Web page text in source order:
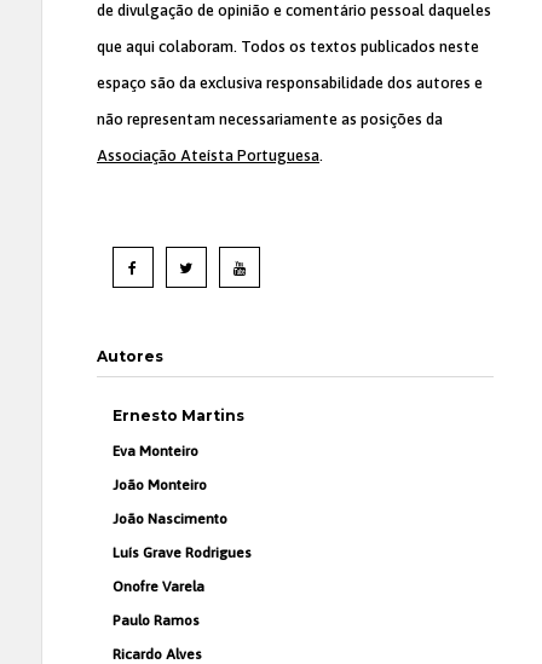
de divulgação de opinião e comentário pessoal daqueles
que aqui colaboram. Todos os textos publicados neste
espaço são da exclusiva responsabilidade dos autores e
não representam necessariamente as posições da
Associação Ateísta Portuguesa.
Autores
Ernesto Martins
Eva Monteiro
João Monteiro
João Nascimento
Luís Grave Rodrigues
Onofre Varela
Paulo Ramos
Ricardo Alves